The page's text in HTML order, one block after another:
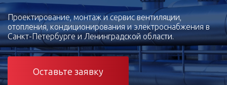
Проектирование, монтаж и сервис вентиляции,
отопления, кондиционирования и электроснабжения в
Санкт-Петербурге и Ленинградской области.
Оставьте заявку